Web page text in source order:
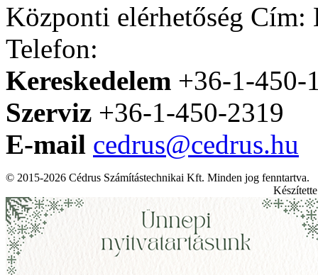
Központi elérhetőség Cím:
Telefon:
Kereskedelem +36-1-450-
Szerviz +36-1-450-2319
E-mail cedrus@cedrus.hu
© 2015-2026 Cédrus Számítástechnikai Kft. Minden jog fenntartva.